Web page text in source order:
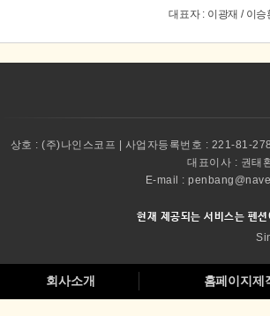
대표자 : 이광재 / 이
상호 : (주)나인스코프 | 사업자등록번호 : 221-81-
대표이사 : 권태
E-mail :
현재 제공되는 서비스는 펜
회사소개 홈페이지제